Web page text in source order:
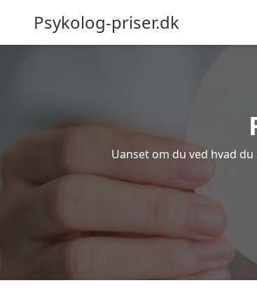
Psykolog-priser.dk
Uanset om du ved hvad